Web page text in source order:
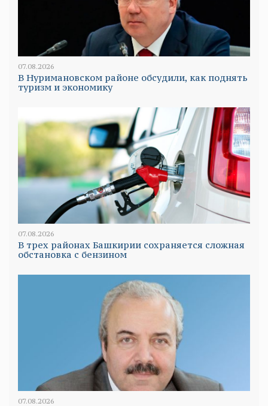
07.08.2026
В Нуримановском районе обсудили, как поднять
туризм и экономику
07.08.2026
В трех районах Башкирии сохраняется сложная
обстановка с бензином
07.08.2026